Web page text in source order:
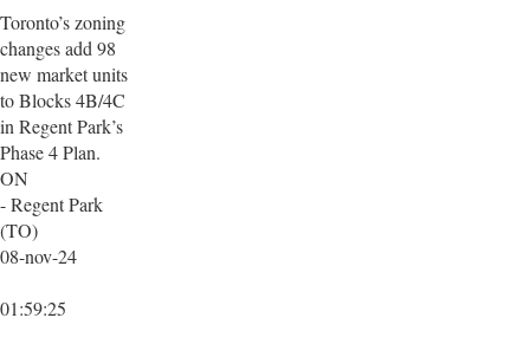
Toronto’s zoning
changes add 98
new market units
to Blocks 4B/4C
in Regent Park’s
Phase 4 Plan.
ON
- Regent Park
(TO)
08-nov-24
01:59:25